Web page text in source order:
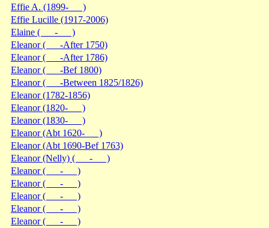
Effie A. (1899- )
Effie Lucille (1917-2006)
Elaine ( - )
Eleanor ( -After 1750)
Eleanor ( -After 1786)
Eleanor ( -Bef 1800)
Eleanor ( -Between 1825/1826)
Eleanor (1782-1856)
Eleanor (1820- )
Eleanor (1830- )
Eleanor (Abt 1620- )
Eleanor (Abt 1690-Bef 1763)
Eleanor (Nelly) ( - )
Eleanor ( - )
Eleanor ( - )
Eleanor ( - )
Eleanor ( - )
Eleanor ( - )